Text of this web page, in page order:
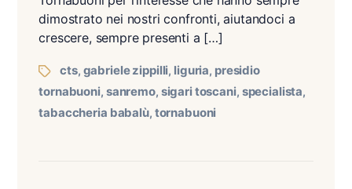
dimostrato nei nostri confronti, aiutandoci a
crescere, sempre presenti a […]
cts, gabriele zippilli, liguria, presidio
tornabuoni, sanremo, sigari toscani, specialista,
tabaccheria babalù, tornabuoni